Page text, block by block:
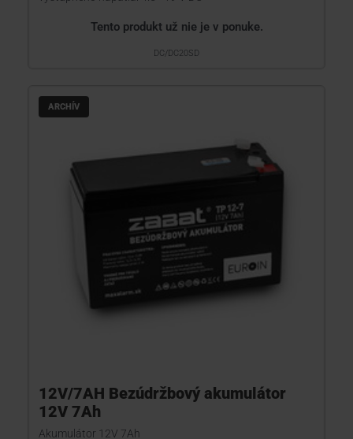
Tento produkt už nie je v ponuke.
DC/DC20SD
ARCHÍV
12V/7AH Bezúdržbový akumulátor
12V 7Ah
Akumulátor 12V 7Ah